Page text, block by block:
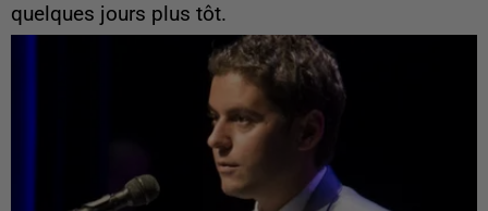
quelques jours plus tôt.